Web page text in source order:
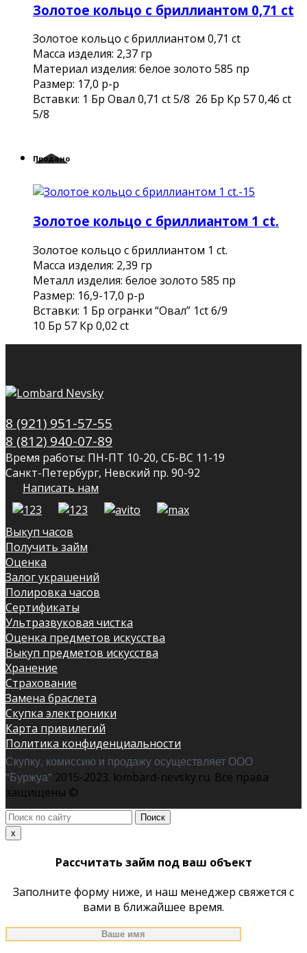
Золотое кольцо с бриллиантом 0,71 ct
Золотое кольцо с бриллиантом 0,71 ct
Mасса изделия: 2,37 гр
Материал изделия: белое золото 585 пр
Размер: 17,0 р-р
Вставки: 1 Бр Овал 0,71 ct 5/8 26 Бр Кр 57 0,46 ct
5/8
Продано
Золотое кольцо с бриллиантом 1 ct.
Золотое кольцо с бриллиантом 1 ct.
Масса изделия: 2,39 гр
Металл изделия: белое золото 585 пр
Размер: 16,9-17,0 р-р
Вставки: 1 Бр огранки “Овал” 1ct 6/9
10 Бр 57 Кр 0,02 ct
8 (921) 951-57-55
8 (812) 940-07-89
Время работы: ПН-ПТ 10-20, СБ-ВС 11-19
Санкт-Петербург, Невский пр. 90-92
Написать нам
Выкуп часов
Получить займ
Оценка
Залог украшений
Полировка часов
Сертификаты
Ультразвуковая чистка
Оценка предметов искусства
Выкуп предметов искусства
Хранение
Страхование
Замена браслета
Скупка электроники
Карта привилегий
Политика конфиденциальности
Скупку, комиссию и продажу осуществляет ООО
"Буржуа" 2015-2023. lombard-nevsky.ru. Все права
защищены ©
Поиск
по
x
Рассчитать займ под ваш объект
Заполните форму ниже, и наш менеджер свяжется с
вами в ближайшее время.